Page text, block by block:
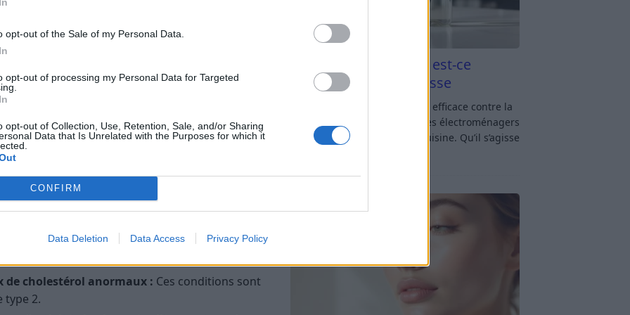
opt-out of the Sale of my Personal Data.
opt-out of processing my Personal Data for Targeted
opt-out of Collection, Use, Retention, Sale, and/or Sharing
Data that Is Unrelated with the Purposes for which it
CONFIRM
Data Deletion Data Access Privacy Policy
et irréversibles, affectant
en charge médicale précoce peut donc
maladie, permettant une gestion plus efficace et
à évaluer le risque personnel de développer
de type 2
de masse corporelleélevé, en particulier une
l’abdomen, augmente le risque.
:
Le risque est plus élevé si un parent proche
cholestérol anormaux : Ces conditions sont
type 2.
Vinaigre blanc et four est-ce
efficace contre la graisse
Vinaigre blanc et four : est-ce efficace contre la
graisse ? Le four fait partie des électroménagers
les plus sollicités dans une cuisine. Qu’il s’agisse